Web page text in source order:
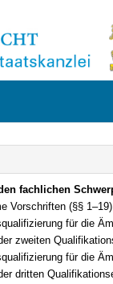
Fachlaufbahn Verwaltung und Finanzen (Fachverordnung nichttechnischer Verwaltungsdienst –
Vorschriften (§§ 1–19)
für die Ämter ab der
zweiten
für die Ämter ab der dritten
dritten